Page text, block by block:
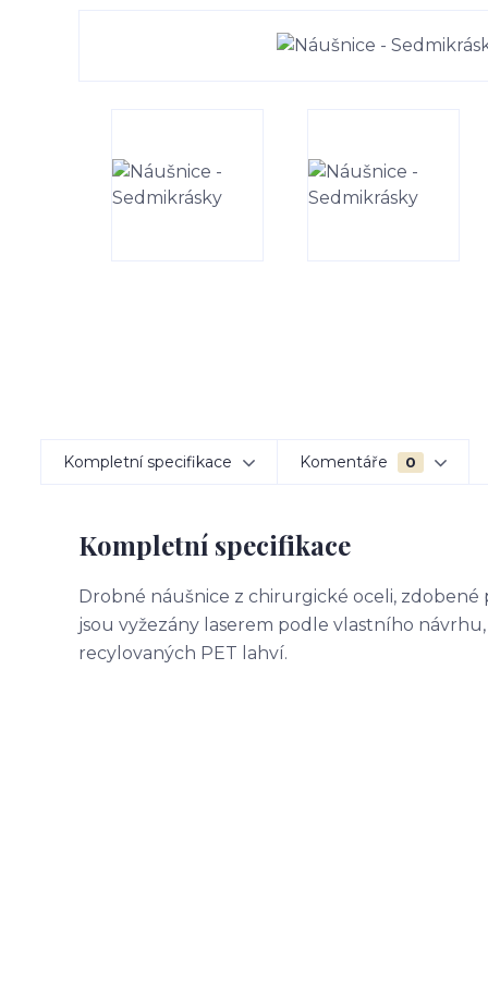
Kompletní specifikace Komentáře 0
Kompletní specifikace
Drobné náušnice z chirurgické oceli, zdobené
jsou vyžezány laserem podle vlastního
recylovaných PET lahví.